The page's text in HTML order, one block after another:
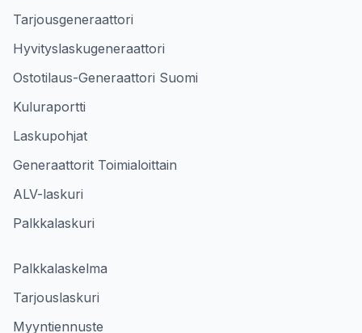
Tarjousgeneraattori
Hyvityslaskugeneraattori
Ostotilaus-Generaattori Suomi
Kuluraportti
Laskupohjat
Generaattorit Toimialoittain
ALV-laskuri
Palkkalaskuri
Palkkalaskelma
Tarjouslaskuri
Myyntiennuste